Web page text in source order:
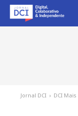
Jornal DCI › DCI Mais